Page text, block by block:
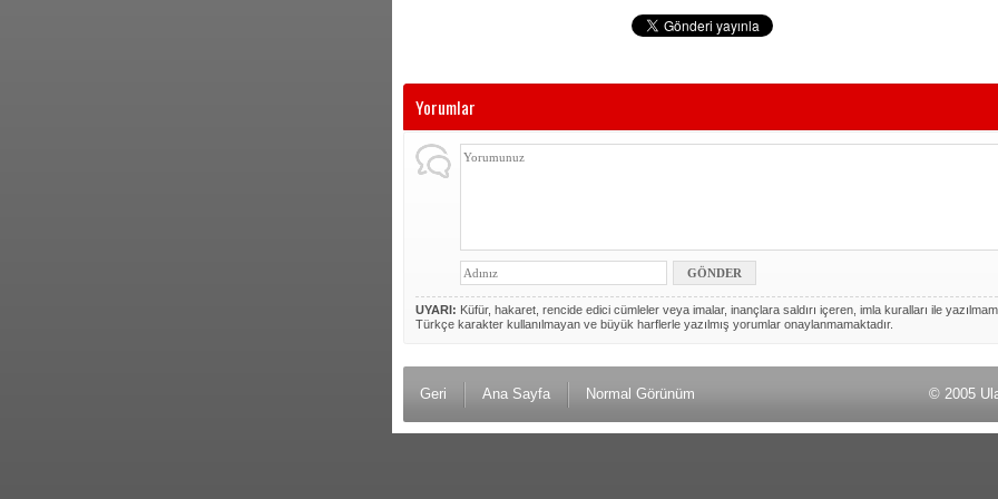
Yorumlar
UYARI: Küfür, hakaret, rencide edici cümleler veya imalar, inançlara saldırı içeren, imla kuralları ile
Türkçe karakter kullanılmayan ve büyük harflerle yazılmış yorumlar onaylanmamaktadır.
Geri Ana Sayfa Normal Görünüm © 2005